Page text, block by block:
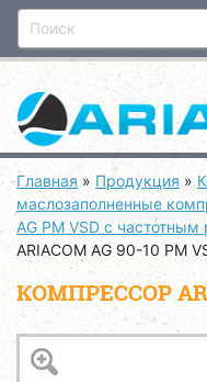
Главная » Продукция »
маслозаполненные
AG PM VSD с частотным
ARIACOM AG 90-10 PM
КОМПРЕССОР